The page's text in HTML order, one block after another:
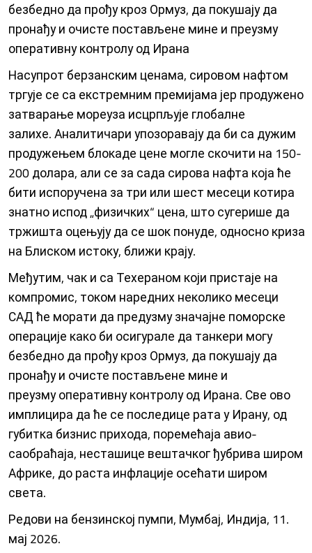
безбедно да прођу кроз Ормуз, да покушају да
пронађу и очисте постављене мине и преузму
оперативну контролу од Ирана
Насупрот берзанским ценама, сировом нафтом
тргује се са екстремним премијама јер продужено
затварање мореуза исцрпљује глобалне
залихе. Аналитичари упозоравају да би са дужим
продужењем блокаде цене могле скочити на 150-
200 долара, али се за сада сирова нафта која ће
бити испоручена за три или шест месеци котира
знатно испод „физичких“ цена, што сугерише да
тржишта оцењују да се шок понуде, односно криза
на Блиском истоку, ближи крају.
Међутим, чак и са Техераном који пристаје на
компромис, током наредних неколико месеци
САД ће морати да предузму значајне поморске
операције како би осигурале да танкери могу
безбедно да прођу кроз Ормуз, да покушају да
пронађу и очисте постављене мине и
преузму оперативну контролу од Ирана. Све ово
имплицира да ће се последице рата у Ирану, од
губитка бизнис прихода, поремећаја авио-
саобраћаја, несташице вештачког ђубрива широм
Африке, до раста инфлације осећати широм
света.
Редови на бензинској пумпи, Мумбај, Индија, 11.
мај 2026.